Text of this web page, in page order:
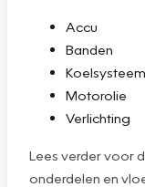
Accu
Banden
Koelsysteem
Motorolie
Verlichting
Lees verder voor
onderdelen en